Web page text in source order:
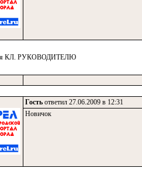
КЛ. РУКОВОДИТЕЛЮ
Гость ответил 27.06.2009 в 12:31
Новичок